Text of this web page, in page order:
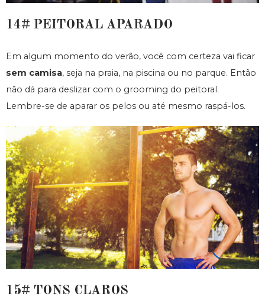
14# PEITORAL APARADO
Em algum momento do verão, você com certeza vai ficar
sem camisa, seja na praia, na piscina ou no parque. Então
não dá para deslizar com o grooming do peitoral.
Lembre-se de aparar os pelos ou até mesmo raspá-los.
15# TONS CLAROS